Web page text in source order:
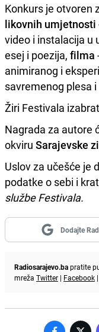
Konkurs je otvoren
likovnih umjetnosti
video i instalacija u
esej i poezija, filma
animiranog i
savremenog plesa
Žiri Festivala
Nagrada za autore
okviru Sarajevske
Uslov za učešće je
podatke o sebi i
službe Festivala.
Dodajte
Radiosarajevo.bapratite
mreža Twitter | Facebook |